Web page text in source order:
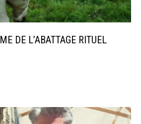
DE L’ABATTAGE RITUEL